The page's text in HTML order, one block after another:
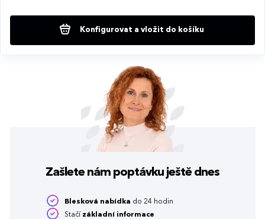
Konfigurovat a vložit do košíku
Zašlete nám poptávku ještě dnes
Blesková nabídka do 24 hodin
Stačí základní informace